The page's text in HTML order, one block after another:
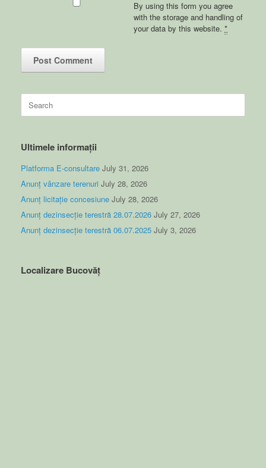
By using this form you agree
with the storage and handling of
your data by this website. *
Search
for:
Ultimele informații
Platforma E-consultare July 31, 2026
Anunț vânzare terenuri July 28, 2026
Anunț licitație concesiune July 28, 2026
Anunț dezinsecție terestră 28.07.2026 July 27, 2026
Anunț dezinsecție terestră 06.07.2025 July 3, 2026
Localizare Bucovăț